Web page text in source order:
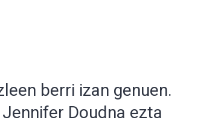
berri izan genuen.
Doudna ezta